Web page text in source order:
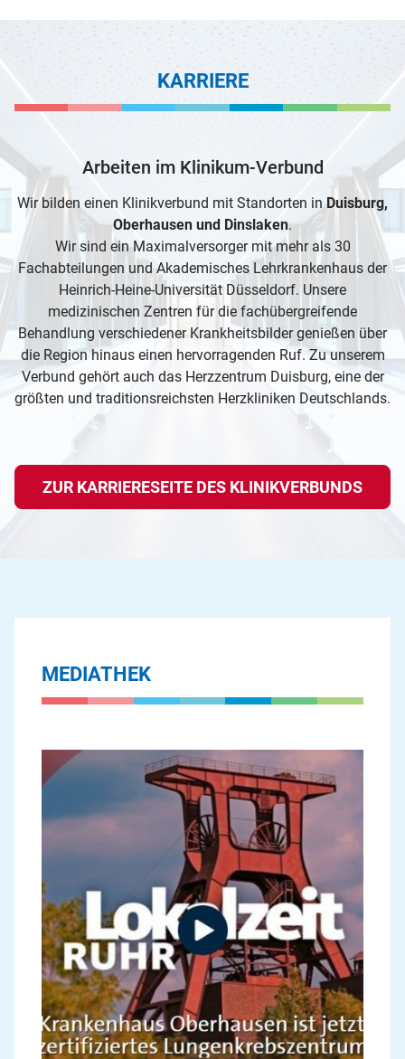
KARRIERE
Arbeiten im Klinikum-Verbund
Wir bilden einen Klinikverbund mit Standorten inDuisburg,
Oberhausen und Dinslaken.
Wir sind ein Maximalversorger mit mehr als 30
Fachabteilungen und Akademisches Lehrkrankenhaus der
Heinrich-Heine-Universität Düsseldorf. Unsere
medizinischen Zentren für die fachübergreifende
Behandlung verschiedener Krankheitsbilder genießen über
die Region hinaus einen hervorragenden Ruf. Zu unserem
Verbund gehört auch das Herzzentrum Duisburg, eine der
größten und traditionsreichsten Herzkliniken Deutschlands.
ZUR KARRIERESEITE DES KLINIKVERBUNDS
MEDIATHEK